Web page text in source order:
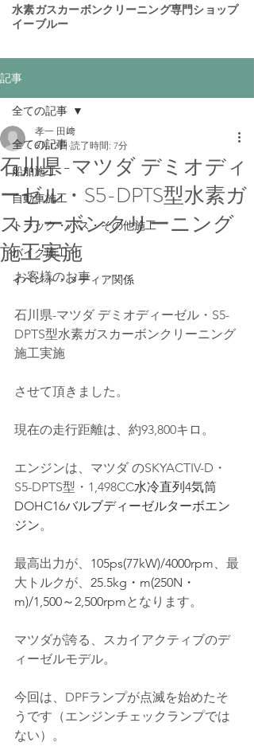
​水素ガスカーボンクリーニング専門ショップ
イーブルー
記事
全ての記事
船舶施工
自動車施工
トラック・バス・その他施工
バイク施工
イベント・メディア関係
全ての記事
石川県-マツダ デミオディ
ーゼル・S5-DPTS型水素ガ
スカーボンクリーニング
施工実施
孝一 田﨑
6月13日 読了時間: 7分
お客様のお車
石川県-マツダ デミオディーゼル・S5-
DPTS型水素ガスカーボンクリーニング
施工実施
させて頂きました。
現在の走行距離は、約93,800キロ。
エンジンは、マツダ のSKYACTIV-D・
S5-DPTS型・1,498CC水冷直列4気筒
DOHC16バルブディーゼルターボエン
ジン。
最高出力が、 105ps(77kW)/4000rpm、最
大トルクが、 25.5kg・m(250N・
m)/1,500～2,500rpmとなります。
マツダが誇る、スカイアクティブのデ
ィーゼルモデル。
今回は、DPFランプが点滅を始めたそ
うです（エンジンチェックランプでは
ない）。